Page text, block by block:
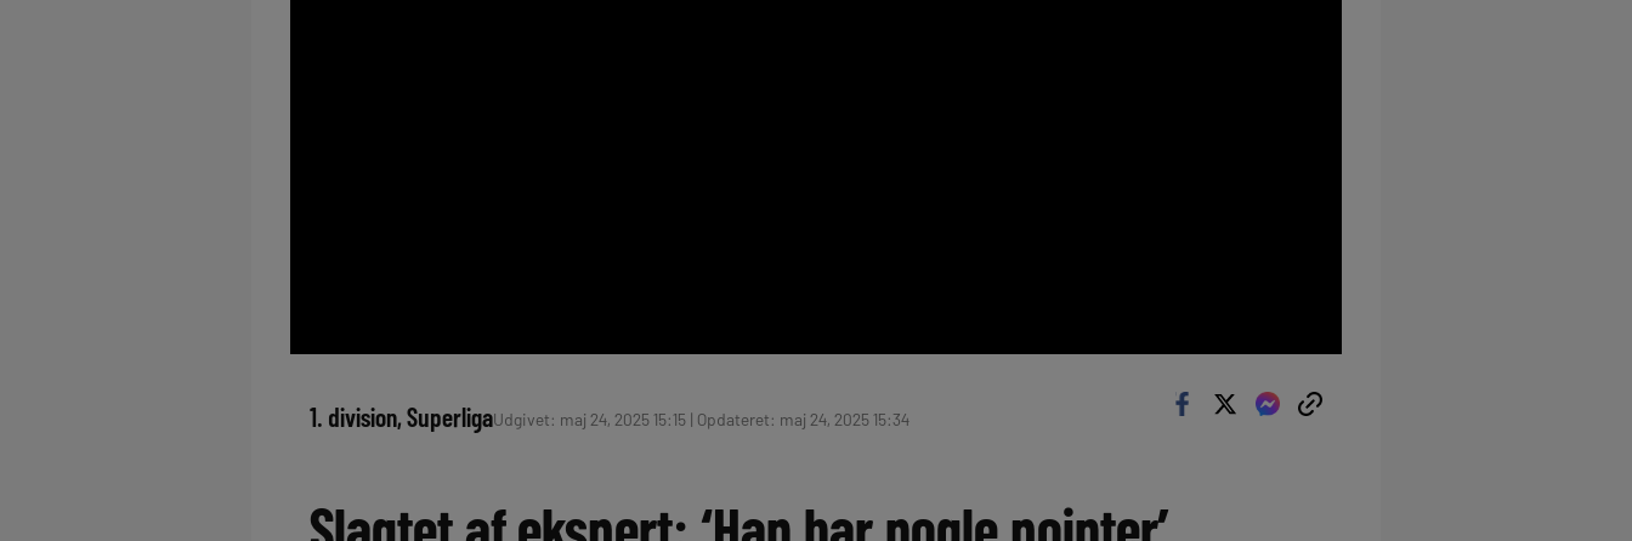
1. division, SuperligaUdgivet: maj 24, 2025 15:15 | Opdateret: maj 24, 2025 15:34